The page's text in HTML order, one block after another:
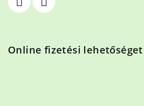
Online fizetési